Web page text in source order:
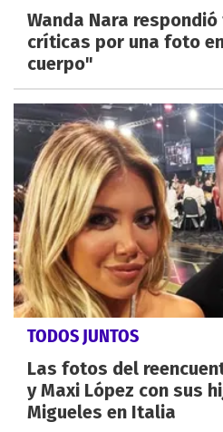
Wanda Nara
críticas por una foto
cuerpo"
TODOS JUNTOS
Las fotos del
y Maxi López con sus
Migueles en Italia